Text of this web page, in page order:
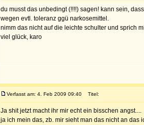
du musst das unbedingt (!!!!) sagen! kann sein,
wegen evtl. toleranz ggü narkosemittel.
nimm das nicht auf die leichte schulter und sprich
viel glück, karo
Verfasst am: 4. Feb 2009 09:40 Titel:
Ja shit jetzt macht ihr mir echt ein bisschen angst....
ja ich mein das, zb. mir sieht man das nicht an